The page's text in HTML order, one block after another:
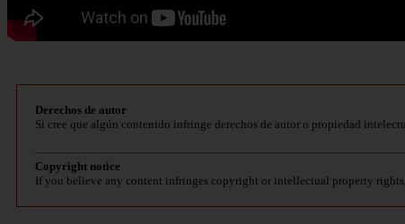
Derechos de autor
Si cree que algún contenido infringe derechos de autor o propiedad
Copyright notice
If you believe any content infringes copyright or intellectual property